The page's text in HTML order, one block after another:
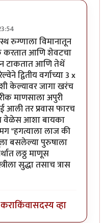
रुग्णाला विमानातून
करतात आणि शेवटचा
टाकतात आणि तेथें
द्वितीय वर्गाच्या 3 x
केल्यावर जागा खरंच
माणसाला अपुरी
आली तर प्रवास फारच
वेळेस आशा बायका
"हगत्याला लाज की
बसलेल्या पुरुषाला
लठ्ठ माणूस
सुद्धा तसाच त्रास
किंवासदस्य व्हा